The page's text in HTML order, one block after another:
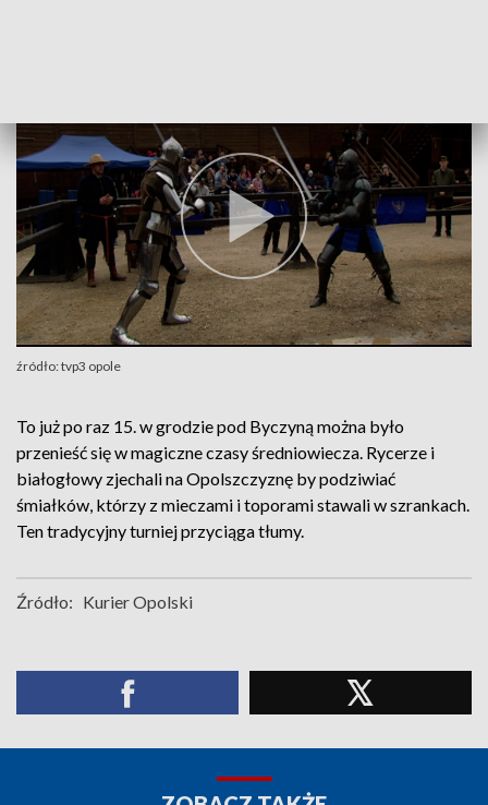
źródło: tvp3 opole
To już po raz 15. w grodzie pod Byczyną można było
przenieść się w magiczne czasy średniowiecza. Rycerze i
białogłowy zjechali na Opolszczyznę by podziwiać
śmiałków, którzy z mieczami i toporami stawali w szrankach.
Ten tradycyjny turniej przyciąga tłumy.
Źródło: Kurier Opolski